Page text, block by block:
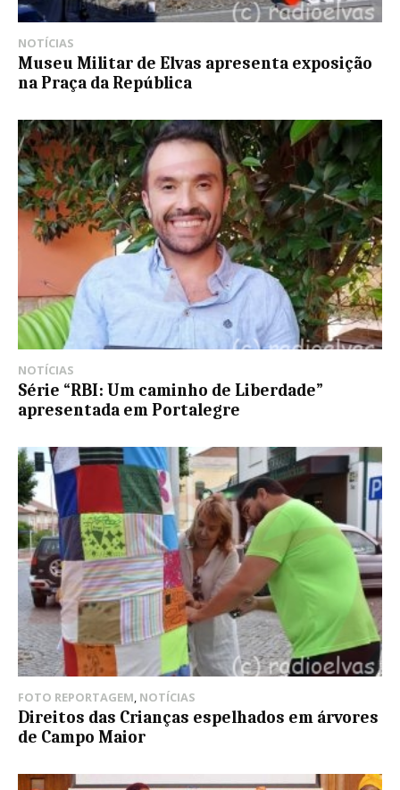
NOTÍCIAS
Museu Militar de Elvas apresenta exposição
na Praça da República
NOTÍCIAS
Série “RBI: Um caminho de Liberdade”
apresentada em Portalegre
FOTO REPORTAGEM, NOTÍCIAS
Direitos das Crianças espelhados em árvores
de Campo Maior